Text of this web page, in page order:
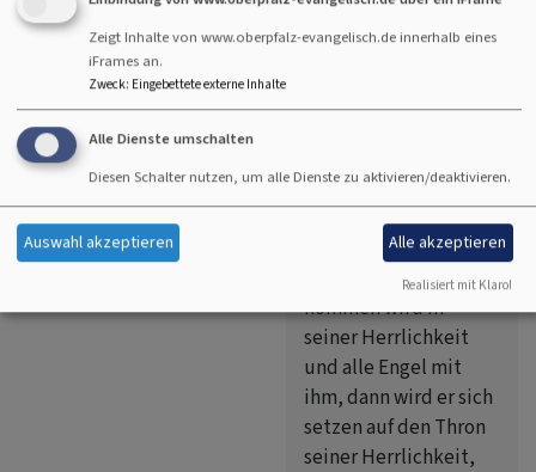
Der HERR hat seinen
errichtet, und sein
alles.
Psalm 103,19
Menschensohn
kommen wird in
seiner Herrlichkeit
und alle Engel mit
ihm, dann wird er sich
setzen auf den Thron
seiner Herrlichkeit,
Zeigt Inhalte von www.oberpfalz-evangelisch.de innerhalb eines
iFrames an.
Zweck: Eingebettete externe Inhalte
Alle Dienste umschalten
Diesen Schalter nutzen, um alle Dienste zu aktivieren/deaktivieren.
Auswahl akzeptieren Alle akzeptieren
Realisiert mit Klaro!